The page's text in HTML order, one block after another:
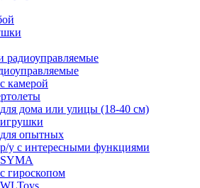
камерой
дома или улицы (18-40 см)
опытных
у с интересными функциями
гироскопом